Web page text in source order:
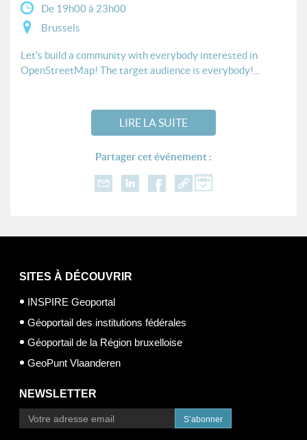
De 19h00 à 23h00
Brussels
Let's build a community with everybody interested in
OpenStreetMap! The target audience is everybody!...
LIRE LA SUITE
Partager cet événement :
SITES À DÉCOUVRIR
INSPIRE Geoportal
Géoportail des institutions fédérales
Géoportail de la Région bruxelloise
GeoPunt Vlaanderen
NEWSLETTER
S’abonner